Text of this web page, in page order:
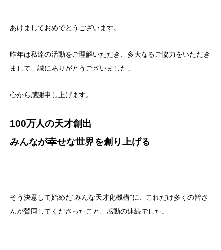
あけましておめでとうございます。
昨年は私達の活動をご理解いただき、多大なるご協力をいただき
まして、誠にありがとうございました。
心から感謝申し上げます。
100万人の天才創出
みんなが幸せな世界を創り上げる
そう決意して始めた“みんな天才化機構”に、これだけ多くの皆さ
んが賛同してくださったこと、感動の連続でした。